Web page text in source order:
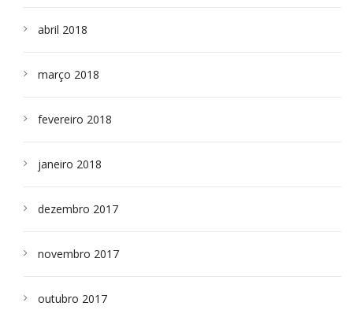
abril 2018
março 2018
fevereiro 2018
janeiro 2018
dezembro 2017
novembro 2017
outubro 2017